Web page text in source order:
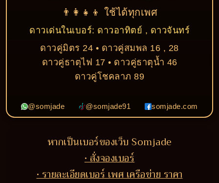
👨‍👩‍👧‍👦 ใช้ได้ทุกเพศ
ดาวเด่นในเบอร์: ดาวอาทิตย์ , ดาวจันทร์
ดาวคู่มิตร 24 • ดาวคู่สมพล 16 , 28
ดาวคู่ธาตุไฟ 17 • ดาวคู่ธาตุน้ำ 46
ดาวคู่โชคลาภ 89
@somjade @somjade91 somjade.com
หากเป็นเบอร์ของเว็บ Somjade
• สั่งจองเบอร์
• รายละเอียดเบอร์ เพศ เครือข่าย ราคา